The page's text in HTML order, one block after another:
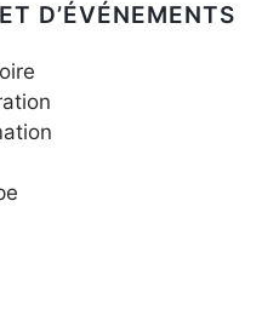
D’ÉVÉNEMENTS